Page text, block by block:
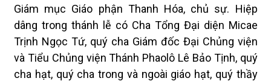
Giám mục Giáo phận Thanh Hóa, chủ sự. Hiệp
dâng trong thánh lễ có Cha Tổng Đại diện Micae
Trịnh Ngọc Tứ, quý cha Giám đốc Đại Chủng viện
và Tiểu Chủng viện Thánh Phaolô Lê Bảo Tịnh, quý
cha hạt, quý cha trong và ngoài giáo hạt, quý thầy